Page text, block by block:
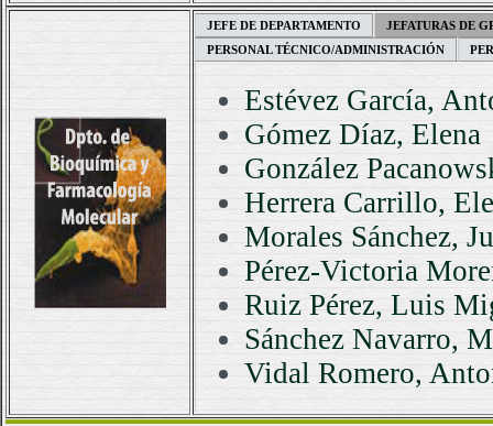
JEFE DE DEPARTAMENTO
JEFATURAS DE
PERSONAL TÉCNICO/ADMINISTRACIÓN
Estévez García,
Gómez Díaz, Elena
González
Herrera Carrillo,
Morales Sánchez,
Pérez-Victoria
Ruiz Pérez, Luis
Sánchez Navarro,
Vidal Romero,